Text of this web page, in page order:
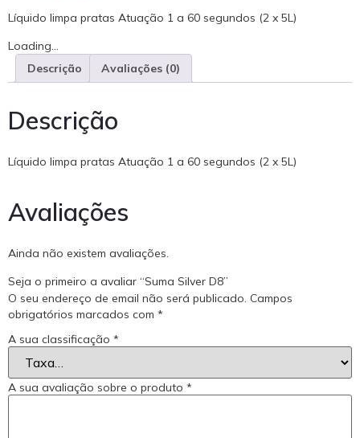
Líquido limpa pratas Atuação 1 a 60 segundos (2 x 5L)
Loading...
Descrição
Avaliações (0)
Descrição
Líquido limpa pratas Atuação 1 a 60 segundos (2 x 5L)
Avaliações
Ainda não existem avaliações.
Seja o primeiro a avaliar “Suma Silver D8”
O seu endereço de email não será publicado. Campos
obrigatórios marcados com *
A sua classificação *
A sua avaliação sobre o produto *